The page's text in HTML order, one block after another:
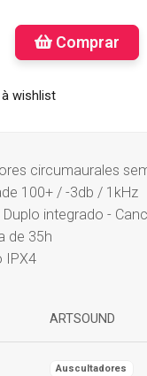
Comprar
wishlist
circumaurales
100+ / -3db / 1kHz
integrado -
de 35h
IPX4
ARTSOUND
Auscultadores